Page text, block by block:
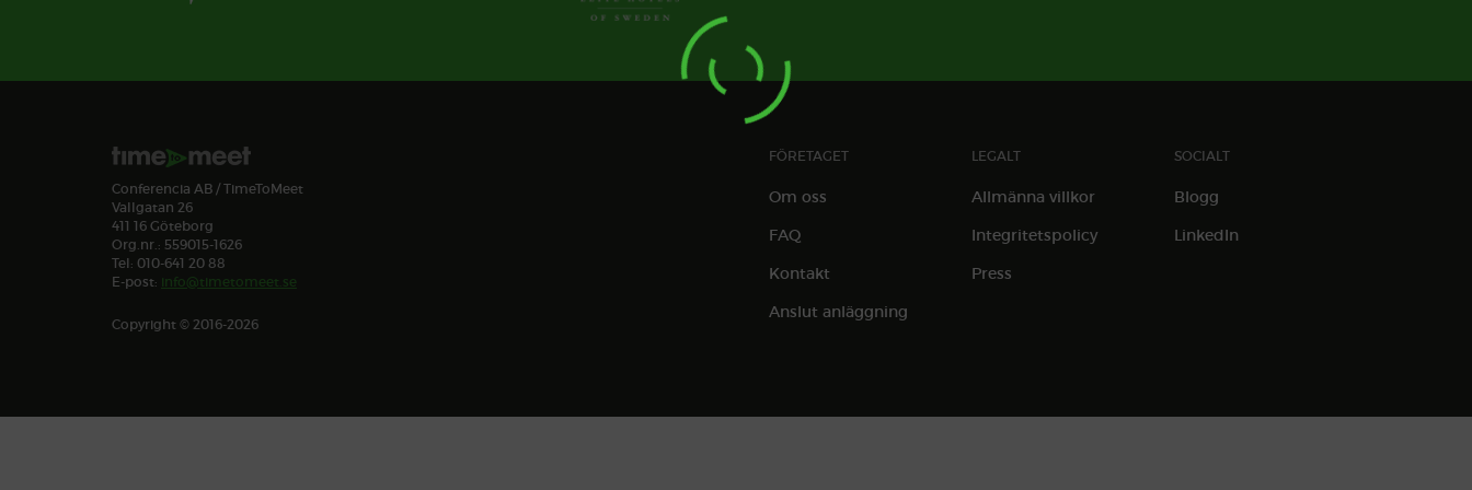
Conferencia AB / TimeToMeet
Vallgatan 26
411 16 Göteborg
Org.nr.: 559015-1626
Tel: 010-641 20 88
E-post: info@timetomeet.se
Copyright © 2016-2026
FÖRETAGET
Om oss
FAQ
Kontakt
Anslut anläggning
LEGALT
Allmänna villkor
Integritetspolicy
Press
SOCIALT
Blogg
LinkedIn